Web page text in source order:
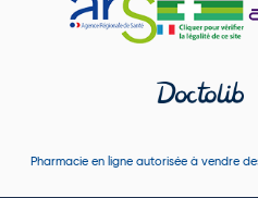
Pharmacie en ligne autorisée à vendre